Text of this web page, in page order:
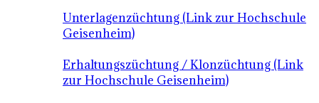
Unterlagenzüchtung (Link zur Hochschule
Geisenheim)
Erhaltungszüchtung / Klonzüchtung (Link
zur Hochschule Geisenheim)